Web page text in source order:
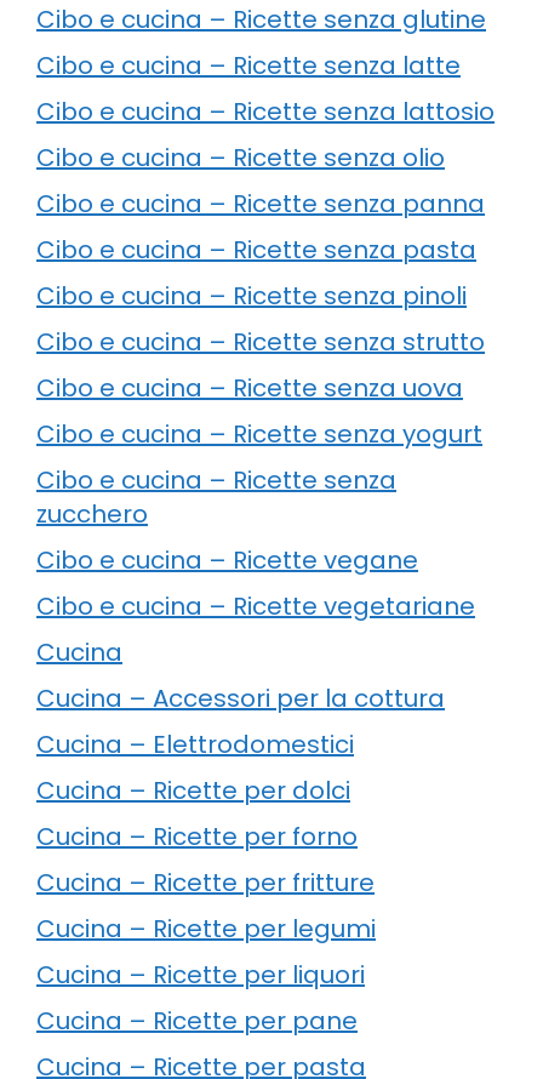
Cibo e cucina – Ricette senza glutine
Cibo e cucina – Ricette senza latte
Cibo e cucina – Ricette senza lattosio
Cibo e cucina – Ricette senza olio
Cibo e cucina – Ricette senza panna
Cibo e cucina – Ricette senza pasta
Cibo e cucina – Ricette senza pinoli
Cibo e cucina – Ricette senza strutto
Cibo e cucina – Ricette senza uova
Cibo e cucina – Ricette senza yogurt
Cibo e cucina – Ricette senza
zucchero
Cibo e cucina – Ricette vegane
Cibo e cucina – Ricette vegetariane
Cucina
Cucina – Accessori per la cottura
Cucina – Elettrodomestici
Cucina – Ricette per dolci
Cucina – Ricette per forno
Cucina – Ricette per fritture
Cucina – Ricette per legumi
Cucina – Ricette per liquori
Cucina – Ricette per pane
Cucina – Ricette per pasta